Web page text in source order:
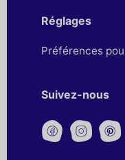
Réglages
Préférences
Suivez-nous